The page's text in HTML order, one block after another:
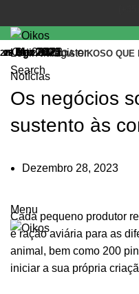
Login / Register
Search
INÍCIOA OIKOSO QUE
Menu
Notícias
Os negócios
sustento às
Dezembro 28, 2023
27Out 2022
Cada pequeno produtor
e ração aviária para as
animal, bem como 200
iniciar a sua própria
05Jan 2023
15Dez 2022
16Ago 2021
28Abr 2021
12Mar 2021